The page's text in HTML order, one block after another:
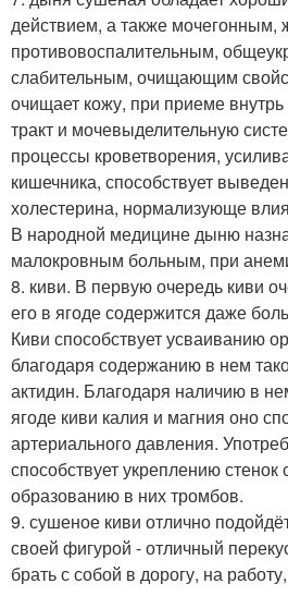
действием, а также мочегонным,
противовоспалительным,
слабительным, очищающим
очищает кожу, при приеме
тракт и мочевыделительную
процессы кроветворения,
кишечника, способствует
холестерина, нормализующе
В народной медицине дыню
малокровным больным, при
8. киви. В первую очередь киви
его в ягоде содержится даже
Киви способствует усваиванию
благодаря содержанию в нем
актидин. Благодаря наличию в
ягоде киви калия и магния оно
артериального давления.
способствует укреплению стенок
образованию в них тромбов.
9. сушеное киви отлично
своей фигурой - отличный
брать с собой в дорогу, на